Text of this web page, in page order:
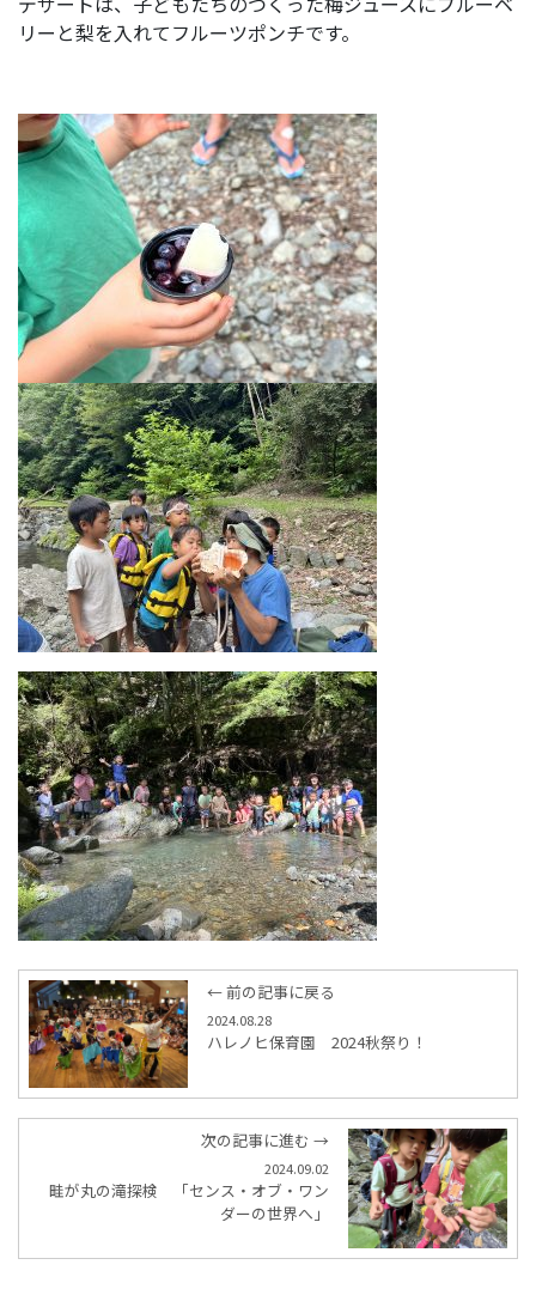
リーと梨を入れてフルーツポンチです。
← 前の記事に戻る
2024.08.28
ハレノヒ保育園 2024秋祭り！
次の記事に進む →
2024.09.02
畦が丸の滝探検 「センス・オブ・ワン
ダーの世界へ」